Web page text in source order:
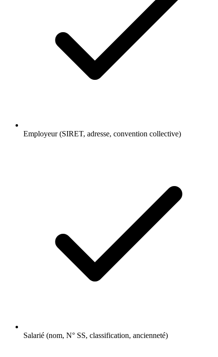
Employeur (SIRET, adresse, convention collective)
Salarié (nom, N° SS, classification, ancienneté)